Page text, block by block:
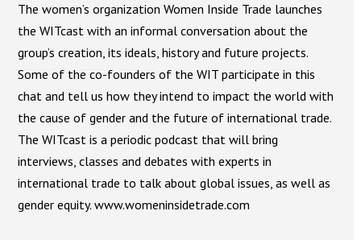
The women’s organization Women Inside Trade launches
the WITcast with an informal conversation about the
group’s creation, its ideals, history and future projects.
Some of the co-founders of the WIT participate in this
chat and tell us how they intend to impact the world with
the cause of gender and the future of international trade.
The WITcast is a periodic podcast that will bring
interviews, classes and debates with experts in
international trade to talk about global issues, as well as
gender equity. www.womeninsidetrade.com